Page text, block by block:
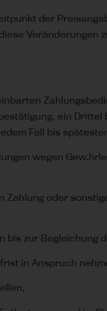
der
Veränderungen
ein
Fall bis
wegen
oder
bis zur
in Anspruch